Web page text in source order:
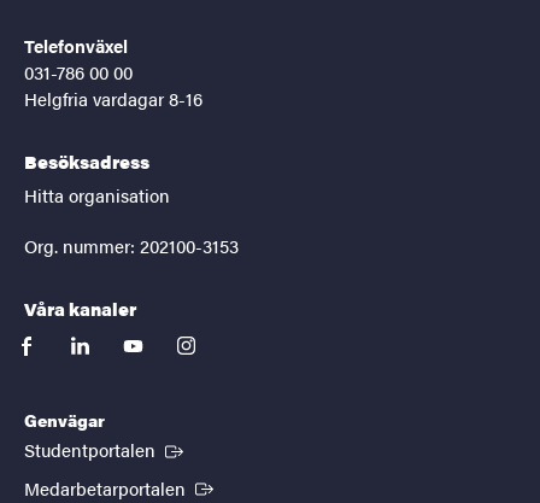
Telefonväxel
031-786 00 00
Helgfria vardagar 8-16
Besöksadress
Hitta organisation
Org. nummer: 202100-3153
Våra kanaler
facebooklinkedinyoutubeinstagram
Genvägar
Studentportalen (Extern länk)
Medarbetarportalen (Extern länk)